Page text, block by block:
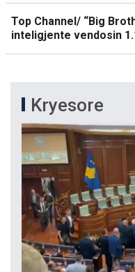
Top Channel/ “Big
inteligjente vendosin
Kryesore